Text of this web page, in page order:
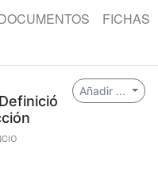
FICHAS
Añadir ...